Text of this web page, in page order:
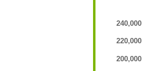
200,000
220,000
240,000